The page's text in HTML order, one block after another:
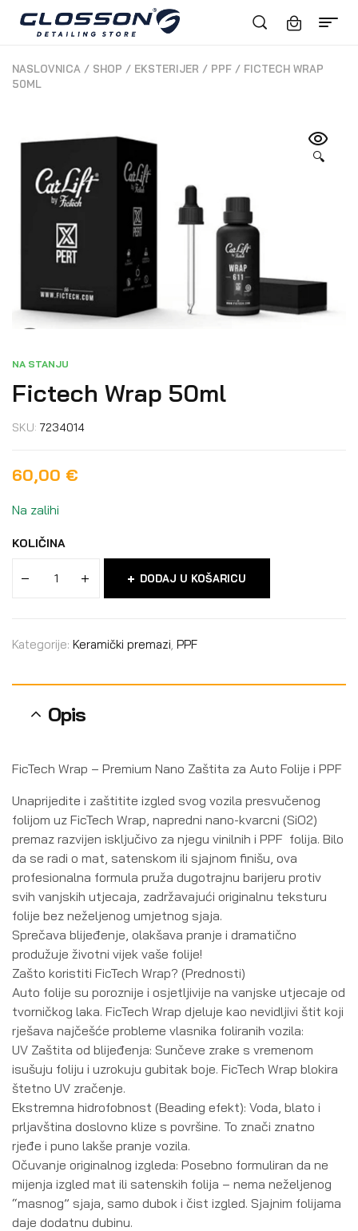
NASLOVNICA / SHOP / EKSTERIJER / PPF / FICTECH WRAP
50ML
🔍
NA STANJU
Fictech Wrap 50ml
SKU: 7234014
60,00 €
Na zalihi
KOLIČINA
DODAJ U KOŠARICU
Kategorije: Keramički premazi, PPF
Opis
FicTech Wrap – Premium Nano Zaštita za Auto Folije i PPF
Unaprijedite i zaštitite izgled svog vozila presvučenog
folijom uz FicTech Wrap, napredni nano-kvarcni (SiO2)
premaz razvijen isključivo za njegu vinilnih i PPF folija. Bilo
da se radi o mat, satenskom ili sjajnom finišu, ova
profesionalna formula pruža dugotrajnu barijeru protiv
svih vanjskih utjecaja, zadržavajući originalnu teksturu
folije bez neželjenog umjetnog sjaja.
Sprečava blijeđenje, olakšava pranje i dramatično
produžuje životni vijek vaše folije!
Zašto koristiti FicTech Wrap? (Prednosti)
Auto folije su poroznije i osjetljivije na vanjske utjecaje od
tvorničkog laka. FicTech Wrap djeluje kao nevidljivi štit koji
rješava najčešće probleme vlasnika foliranih vozila:
UV Zaštita od blijeđenja: Sunčeve zrake s vremenom
isušuju foliju i uzrokuju gubitak boje. FicTech Wrap blokira
štetno UV zračenje.
Ekstremna hidrofobnost (Beading efekt): Voda, blato i
prljavština doslovno klize s površine. To znači znatno
rjeđe i puno lakše pranje vozila.
Očuvanje originalnog izgleda: Posebno formuliran da ne
mijenja izgled mat ili satenskih folija – nema neželjenog
“masnog” sjaja, samo dubok i čist izgled. Sjajnim folijama
daje dodatnu dubinu.